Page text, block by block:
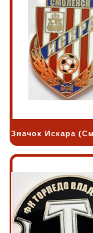
Значок Искара